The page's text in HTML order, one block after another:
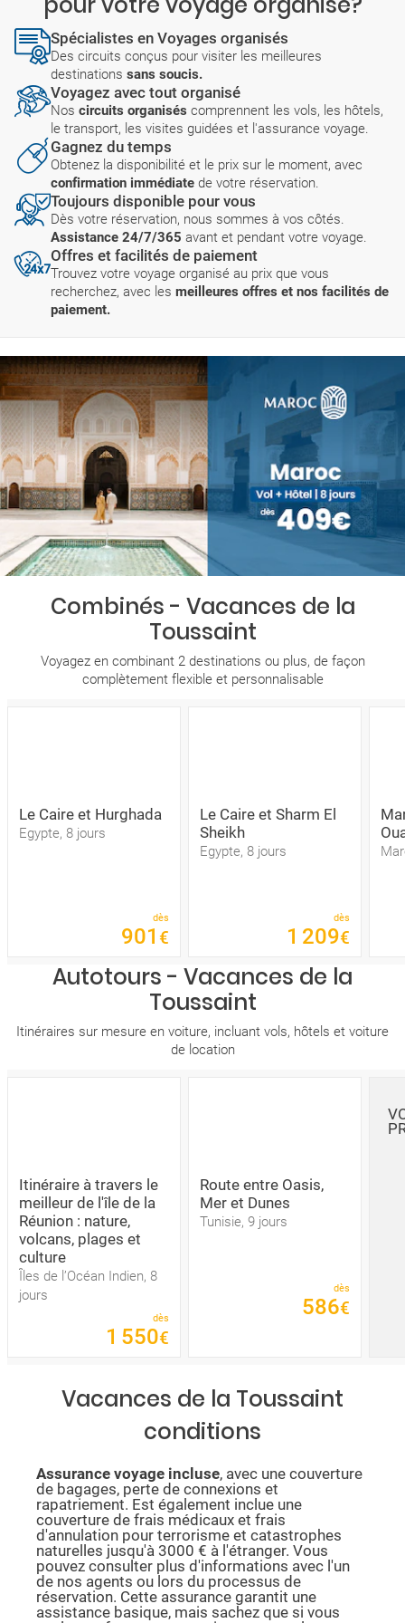
Spécialistes en Voyages organisés
Des circuits conçus pour visiter les meilleures
destinations sans soucis.
Voyagez avec tout organisé
Nos circuits organisés comprennent les vols, les hôtels,
le transport, les visites guidées et l'assurance voyage.
Gagnez du temps
Obtenez la disponibilité et le prix sur le moment, avec
confirmation immédiate de votre réservation.
Toujours disponible pour vous
Dès votre réservation, nous sommes à vos côtés.
Assistance 24/7/365 avant et pendant votre voyage.
Offres et facilités de paiement
Trouvez votre voyage organisé au prix que vous
recherchez, avec les meilleures offres et nos facilités de
paiement.
Combinés - Vacances de la
Toussaint
Voyagez en combinant 2 destinations ou plus, de façon
complètement flexible et personnalisable
Le Caire et Hurghada
Egypte, 8 jours
dès
901 €
Le Caire et Sharm El
Sheikh
Egypte, 8 jours
dès
1 209€
Autotours - Vacances de la
Toussaint
Itinéraires sur mesure en voiture, incluant vols, hôtels et voiture
de location
Itinéraire à travers le
meilleur de l'île de la
Réunion : nature,
volcans, plages et
culture
Îles de l’Océan Indien, 8
jours
dès
1 550€
Route entre Oasis,
Mer et Dunes
Tunisie, 9 jours
dès
586€
Vacances de la Toussaint
conditions
Assurance voyage incluse, avec une couverture
de bagages, perte de connexions et
rapatriement. Est également inclue une
couverture de frais médicaux et frais
d'annulation pour terrorisme et catastrophes
naturelles jusqu'à 3000 € à l'étranger. Vous
pouvez consulter plus d'informations avec l'un
de nos agents ou lors du processus de
réservation. Cette assurance garantit une
assistance basique, mais sachez que si vous